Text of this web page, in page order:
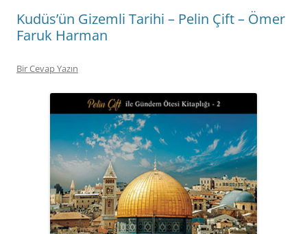
Kudüs’ün Gizemli Tarihi – Pelin Çift – Ömer
Faruk Harman
Bir Cevap Yazın